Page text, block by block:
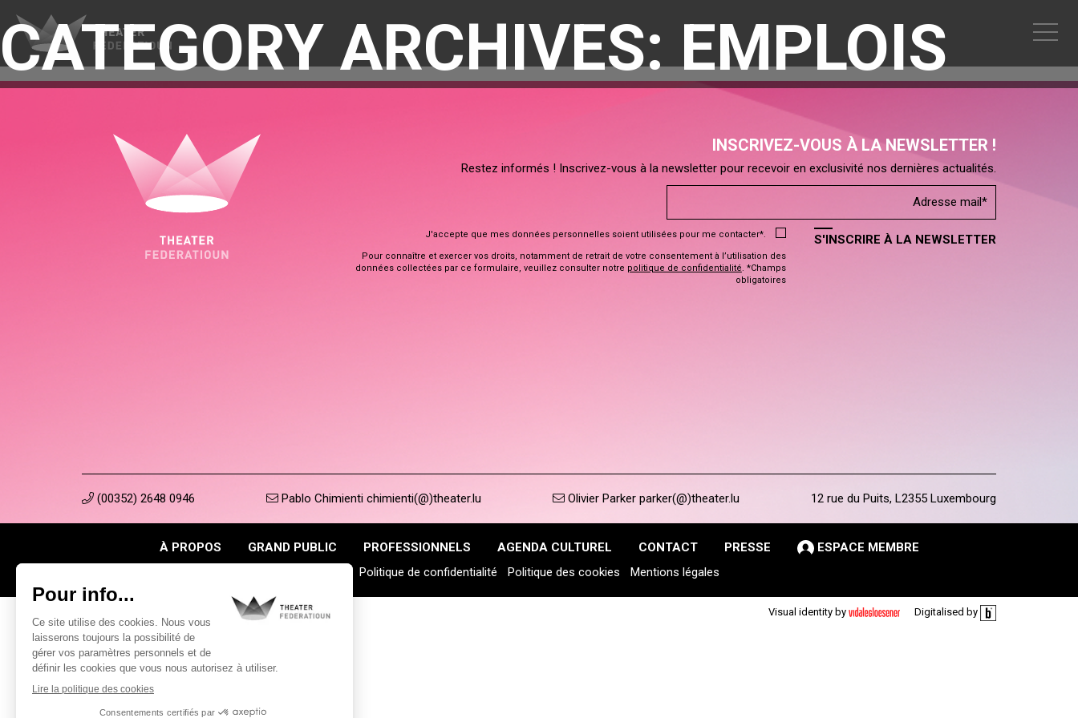
CATEGORY ARCHIVES: EMPLOIS
INSCRIVEZ-VOUS À LA NEWSLETTER !
Restez informés ! Inscrivez-vous à la newsletter pour recevoir en exclusivité nos dernières actualités.
J'accepte que mes données personnelles soient utilisées pour me contacter*.
Pour connaître et exercer vos droits, notamment de retrait de votre consentement à l’utilisation des
données collectées par ce formulaire, veuillez consulter notre politique de confidentialité. *Champs
obligatoires
S'INSCRIRE À LA NEWSLETTER
(00352) 2648 0946 Pablo Chimienti chimienti(@)theater.lu Olivier Parker parker(@)theater.lu 12 rue du Puits, L2355 Luxembourg
À PROPOS GRAND PUBLIC PROFESSIONNELS AGENDA CULTUREL CONTACT PRESSE
ESPACE MEMBRE
Politique de confidentialité
Politique des cookies Mentions légales
©2026 Tous droits réservés . THEATER FEDERATIOUN Visual identity by Digitalised by